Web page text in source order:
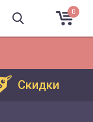
0
Скидки